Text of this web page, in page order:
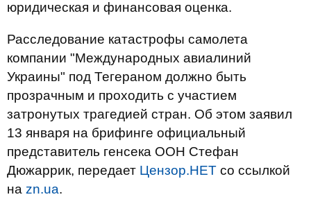
юридическая и финансовая оценка.
Расследование катастрофы самолета
компании "Международных авиалиний
Украины" под Тегераном должно быть
прозрачным и проходить с участием
затронутых трагедией стран. Об этом заявил
13 января на брифинге официальный
представитель генсека ООН Стефан
Дюжаррик, передает Цензор.НЕТ со ссылкой
на zn.ua.